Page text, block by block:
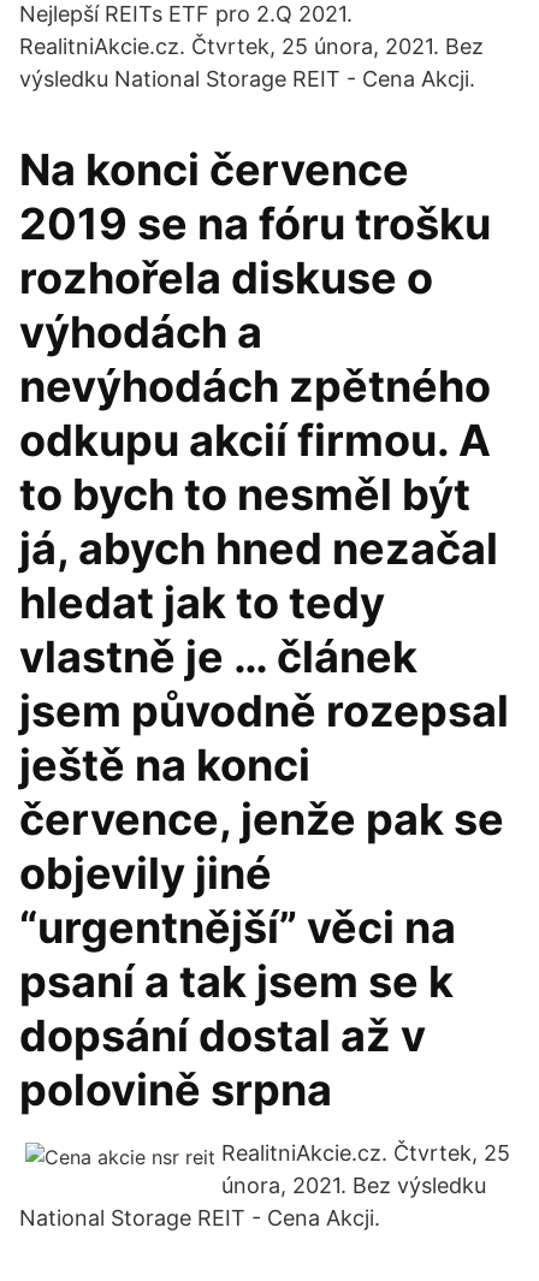
Nejlepší REITs ETF pro 2.Q 2021.
RealitniAkcie.cz. Čtvrtek, 25 února, 2021. Bez
výsledku National Storage REIT - Cena Akcji.
Na konci července
2019 se na fóru trošku
rozhořela diskuse o
výhodách a
nevýhodách zpětného
odkupu akcií firmou. A
to bych to nesměl být
já, abych hned nezačal
hledat jak to tedy
vlastně je … článek
jsem původně rozepsal
ještě na konci
července, jenže pak se
objevily jiné
“urgentnější” věci na
psaní a tak jsem se k
dopsání dostal až v
polovině srpna
RealitniAkcie.cz. Čtvrtek, 25
února, 2021. Bez výsledku
National Storage REIT - Cena Akcji.